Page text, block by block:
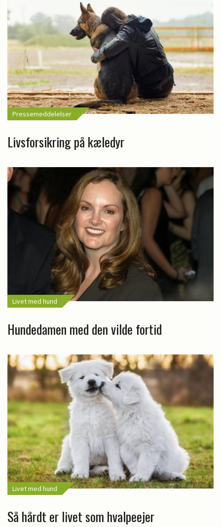
Pressemeddelelser
Livsforsikring på kæledyr
Livet med hund
Hundedamen med den vilde fortid
Livet med hund
Så hårdt er livet som hvalpeejer